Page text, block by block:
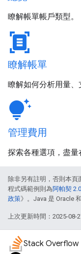
瞭解帳單帳戶類型。
document_scanner
瞭解帳單
瞭解如何分析用量、
tips_and_updates
管理費用
探索各種選項，盡量
除非另有註明，否則本頁
程式碼範例則為阿帕契
政策》。Java 是 Oracle
上次更新時間：2025-08-
Stack Overflow